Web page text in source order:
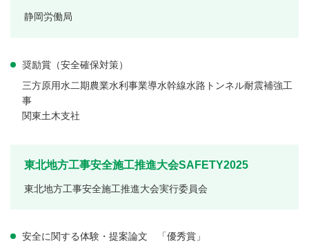
静岡労働局
奨励賞（安全確保対策）
三方原用水二期農業水利事業導水幹線水路トンネル耐震補強工
事
関東土木支社
東北地方工事安全施工推進大会SAFETY2025
東北地方工事安全施工推進大会実行委員会
安全に関する体験・提案論文 「優秀賞」